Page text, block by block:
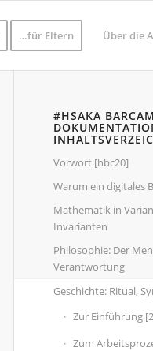
…für Eltern Über die
#HSAKA
Vorwort [hbc20]
Warum ein digitales
Mathematik in
Invarianten
Philosophie: Der
Verantwortung
Geschichte: Ritual,
Zur Einführung
Zum